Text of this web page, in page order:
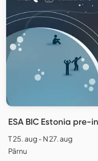
ESA BIC Estonia
T 25. aug - N 27. aug
Pärnu